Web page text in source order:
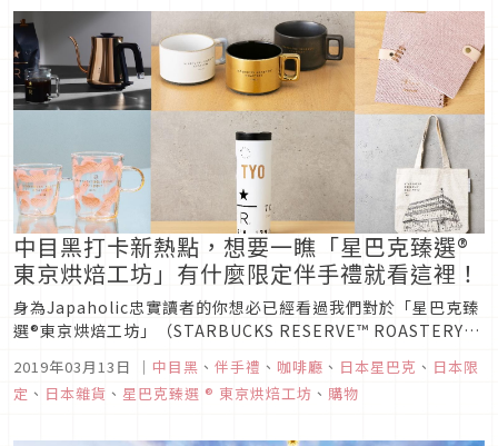
中目黑打卡新熱點，想要一瞧「星巴克臻選®
東京烘焙工坊」有什麼限定伴手禮就看這裡！
身為Japaholic忠實讀者的你想必已經看過我們對於「星巴克臻
選®東京烘焙工坊」（STARBUCKS RESERVE™ ROASTERY
TOKYO)整體詳細介紹的文章了，這篇則延續了上一篇，將帶大
家來仔細瞧瞧店內有什麼值得入手的限定商品，甚至與各大品牌
的聯名系列，有計畫前往要到東京旅行的朋友先做...
2019年03月13日 ｜ 中目黑 、 伴手禮 、 咖啡廳 、 日本星巴克 、 日本限
定 、 日本雜貨 、 星巴克臻選 ® 東京烘焙工坊 、 購物